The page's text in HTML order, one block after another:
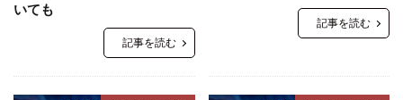
いても
記事を読む
記事を読む